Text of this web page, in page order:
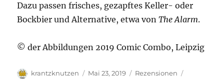
Dazu passen frisches, gezapftes Keller- oder
Bockbier und Alternative, etwa vonThe Alarm.
© der Abbildungen 2019 Comic Combo, Leipzig
Autor
krantzknutzen
Veröffentlicht
Mai 23, 2019 Kategorien
Rezensionen